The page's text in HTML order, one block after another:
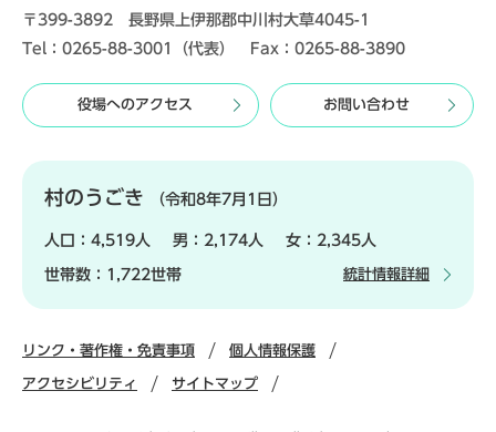
〒399-3892 長野県上伊那郡中川村大草4045-1
Tel：0265-88-3001（代表） Fax：0265-88-3890
役場へのアクセス お問い合わせ
村のうごき （令和8年7月1日）
人口： 4,519人 男： 2,174人 女： 2,345人
世帯数： 1,722世帯 統計情報詳細
リンク・著作権・免責事項 個人情報保護
アクセシビリティ サイトマップ